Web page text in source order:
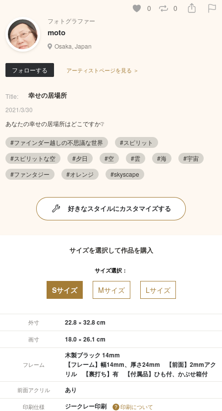
0 0
フォトグラファー
moto
Osaka, Japan
フォローする アーティストページを見る ＞
Title: 幸せの居場所
2021/3/30
あなたの幸せの居場所はどこですか❔
#ファインダー越しの不思議な世界
#スピリット
#スピリットな空
#夕日 #空 #雲 #海
#宇宙
#ファンタジー
#オレンジ #skyscape
好きなスタイルにカスタマイズする
サイズを選択して作品を購入
サイズ選択：
Sサイズ Mサイズ Lサイズ
外寸 22.8 × 32.8 cm
画寸 18.0 × 26.1 cm
フレーム
木製ブラック 14mm
【フレーム】幅14mm、厚さ24mm 【前面】2mmアク
リル 【裏打ち】有 【付属品】ひも付、かぶせ箱付
前面アクリル あり
印刷仕様 ジークレー印刷 印刷について